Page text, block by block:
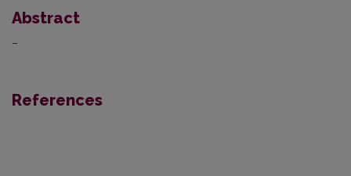
Abstract
–
References